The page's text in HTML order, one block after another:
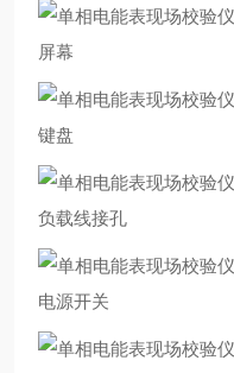
屏幕
键盘
负载线接孔
电源开关